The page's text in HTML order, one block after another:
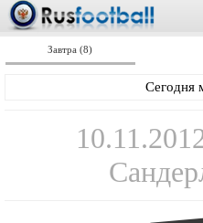
Завтра (8)
Сегодня